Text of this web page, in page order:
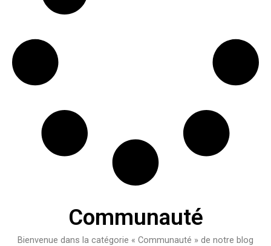
Communauté
Bienvenue dans la catégorie « Communauté » de notre blog